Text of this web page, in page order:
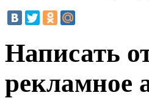
Написать
рекламное